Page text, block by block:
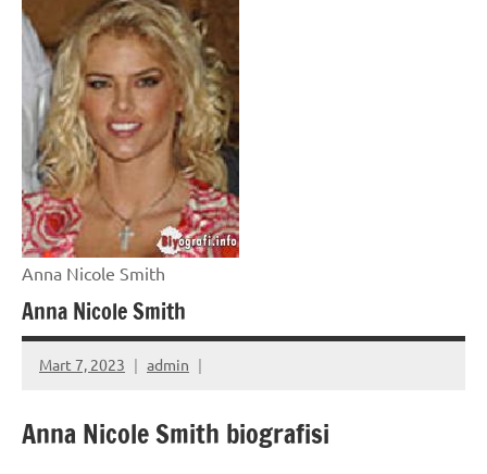
Anna Nicole Smith
Anna Nicole Smith
Mart 7, 2023 admin
Anna Nicole Smith biografisi